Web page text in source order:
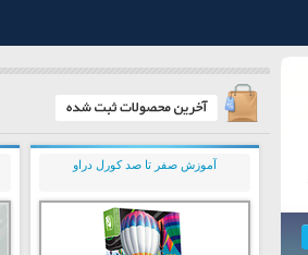
آموزش صفر تا صد کورل دراو